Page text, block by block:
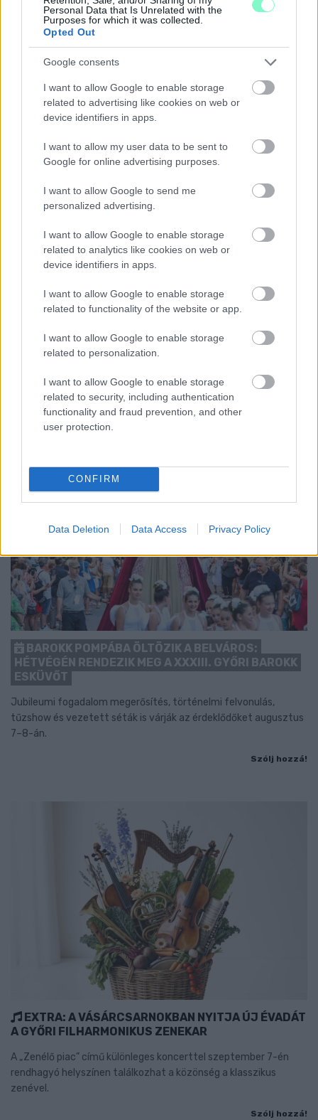
Personal Data that Is Unrelated with the
Purposes for which it was collected.
Opted Out
Google consents
I want to allow Google to enable storage
related to advertising like cookies on web or
device identifiers in apps.
I want to allow my user data to be sent to
Google for online advertising purposes.
I want to allow Google to send me
personalized advertising.
I want to allow Google to enable storage
related to analytics like cookies on web or
device identifiers in apps.
I want to allow Google to enable storage
related to functionality of the website or app.
I want to allow Google to enable storage
related to personalization.
I want to allow Google to enable storage
related to security, including authentication
functionality and fraud prevention, and other
user protection.
CONFIRM
Data Deletion Data Access Privacy Policy
A GYŐRI AUDI ETO KC PÉNTEKI FELKÉSZÜLÉSI
MÉRKŐZÉSE
Az energiaellátás tehermentesítése érdekében másfél órával
előrébb hozták a Brest Bretagne Handball elleni találkozó
1 hozzászólás
BAROKK POMPÁBA ÖLTÖZIK A BELVÁROS:
HÉTVÉGÉN RENDEZIK MEG A XXXIII. GYŐRI BAROKK
ESKÜVŐT
Jubileumi fogadalom megerősítés, történelmi felvonulás,
tűzshow és vezetett séták is várják az érdeklődőket augusztus
7–8-án.
Szólj hozzá!
EXTRA: A VÁSÁRCSARNOKBAN NYITJA ÚJ ÉVADÁT
A GYŐRI FILHARMONIKUS ZENEKAR
A „Zenélő piac” című különleges koncerttel szeptember 7-én
rendhagyó helyszínen találkozhat a közönség a klasszikus
zenével.
Szólj hozzá!